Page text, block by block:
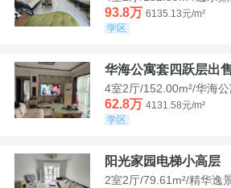
93.8万 6135.13元/m²
学区
华海公寓套四跃层出
4室2厅/152.00m²/华海公
62.8万 4131.58元/m²
学区
阳光家园电梯小高层
2室2厅/79.61m²/精华逸